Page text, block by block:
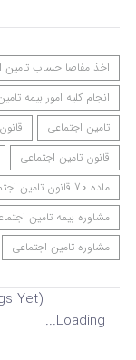
اخذ مفاصا حساب تامین
انجام کلیه امور بیمه
تامین اجتماعی
قانون تامین اجتماعی
ماده 70 قانون تامین اجتماعی
مشاوره بیمه تامین
مشاوره تامین اجتماعی
(No Ratings Yet)
Loading...